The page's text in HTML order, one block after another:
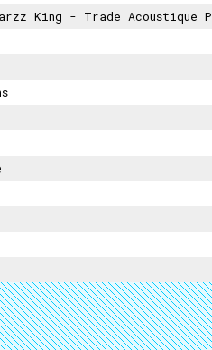
- Trade Acoustique Pour Magnétophone